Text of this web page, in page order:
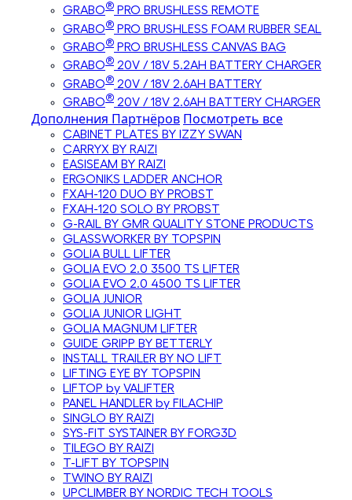
GRABO® PRO BRUSHLESS REMOTE
GRABO® PRO BRUSHLESS FOAM RUBBER SEAL
GRABO® PRO BRUSHLESS CANVAS BAG
GRABO® 20V / 18V 5.2AH BATTERY CHARGER
GRABO® 20V / 18V 2.6AH BATTERY
GRABO® 20V / 18V 2.6AH BATTERY CHARGER
Дополнения Партнёров Посмотреть все
CABINET PLATES BY IZZY SWAN
CARRYX BY RAIZI
EASISEAM BY RAIZI
ERGONIKS LADDER ANCHOR
FXAH-120 DUO BY PROBST
FXAH-120 SOLO BY PROBST
G-RAIL BY GMR QUALITY STONE PRODUCTS
GLASSWORKER BY TOPSPIN
GOLIA BULL LIFTER
GOLIA EVO 2.0 3500 TS LIFTER
GOLIA EVO 2.0 4500 TS LIFTER
GOLIA JUNIOR
GOLIA JUNIOR LIGHT
GOLIA MAGNUM LIFTER
GUIDE GRIPP BY BETTERLY
INSTALL TRAILER BY NO LIFT
LIFTING EYE BY TOPSPIN
LIFTOP by VALIFTER
PANEL HANDLER by FILACHIP
SINGLO BY RAIZI
SYS-FIT SYSTAINER BY FORG3D
TILEGO BY RAIZI
T-LIFT BY TOPSPIN
TWINO BY RAIZI
UPCLIMBER BY NORDIC TECH TOOLS